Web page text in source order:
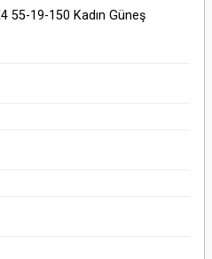
55-19-150 Kadın Güneş